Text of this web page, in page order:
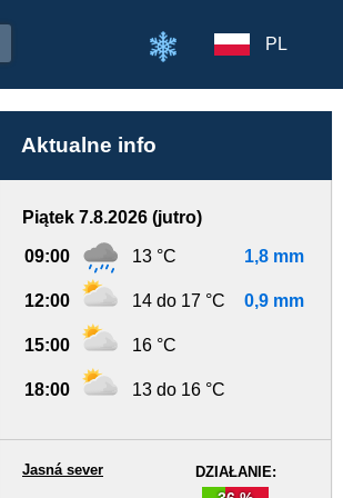
PL
Aktualne info
Piątek 7.8.2026 (jutro)
09:00 13 °C 1,8 mm
12:00 14 do 17 °C 0,9 mm
15:00 16 °C
18:00 13 do 16 °C
DZIAŁANIE:
Jasná sever